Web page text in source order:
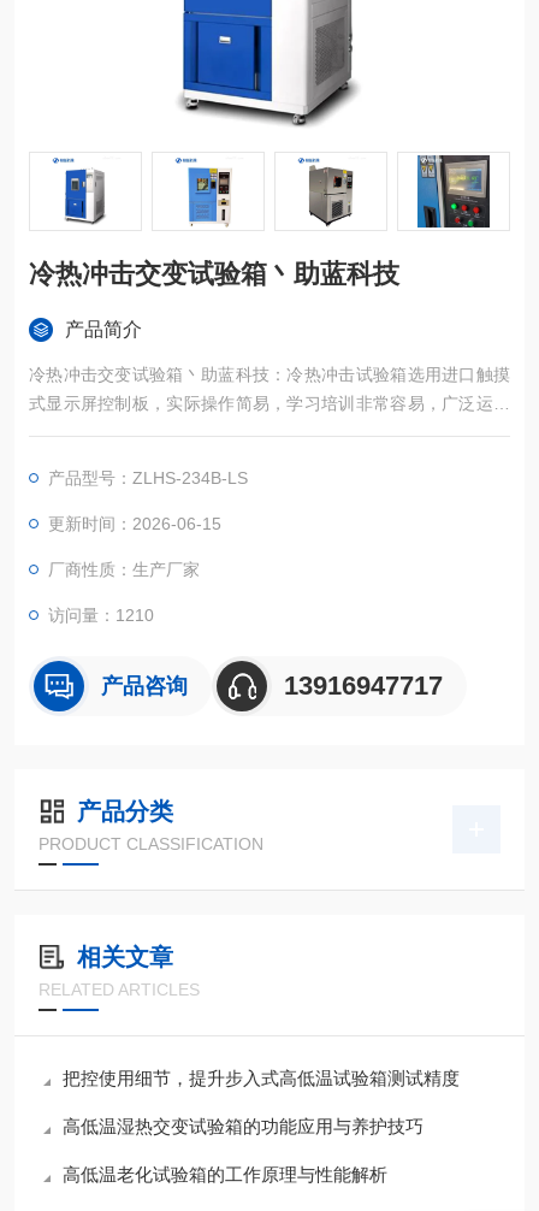
冷热冲击交变试验箱丶助蓝科技
产品简介
冷热冲击交变试验箱丶助蓝科技：冷热冲击试验箱选用进口触摸
式显示屏控制板，实际操作简易，学习培训非常容易，广泛运用
于半导体元器件、电子设备、塑胶五金构件化工原料和别的*用机
产品型号：ZLHS-234B-LS
更新时间：2026-06-15
厂商性质：生产厂家
访问量：1210
产品咨询 13916947717
产品分类
PRODUCT CLASSIFICATION
相关文章
RELATED ARTICLES
把控使用细节，提升步入式高低温试验箱测试精度
高低温湿热交变试验箱的功能应用与养护技巧
高低温老化试验箱的工作原理与性能解析